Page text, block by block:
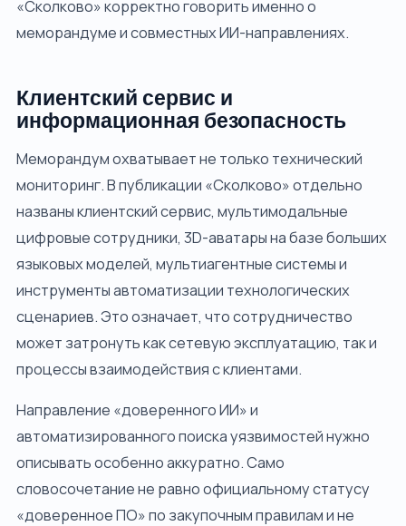
«Сколково» корректно говорить именно о
меморандуме и совместных ИИ-направлениях.
Клиентский сервис и
информационная безопасность
Меморандум охватывает не только технический
мониторинг. В публикации «Сколково» отдельно
названы клиентский сервис, мультимодальные
цифровые сотрудники, 3D-аватары на базе больших
языковых моделей, мультиагентные системы и
инструменты автоматизации технологических
сценариев. Это означает, что сотрудничество
может затронуть как сетевую эксплуатацию, так и
процессы взаимодействия с клиентами.
Направление «доверенного ИИ» и
автоматизированного поиска уязвимостей нужно
описывать особенно аккуратно. Само
словосочетание не равно официальному статусу
«доверенное ПО» по закупочным правилам и не